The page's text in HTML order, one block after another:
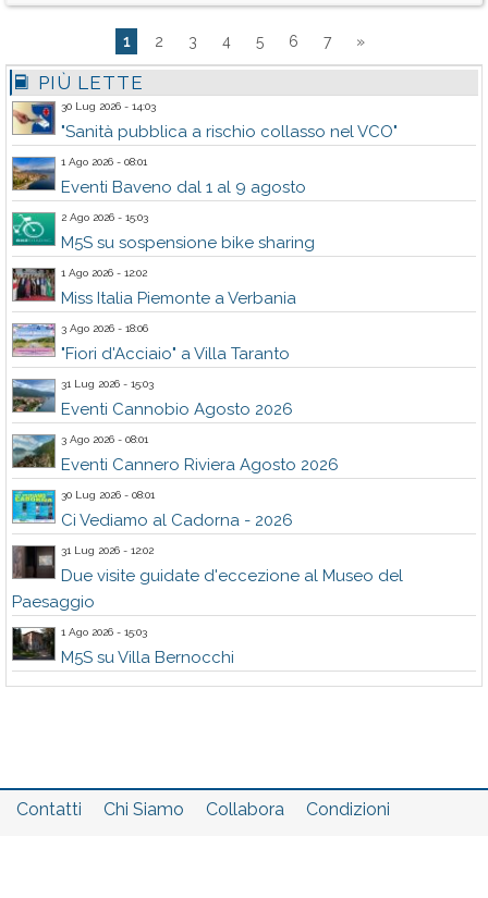
1 2 3 4 5 6 7 »
PIÙ LETTE
30 Lug 2026 - 14:03
"Sanità pubblica a rischio collasso nel VCO"
1 Ago 2026 - 08:01
Eventi Baveno dal 1 al 9 agosto
2 Ago 2026 - 15:03
M5S su sospensione bike sharing
1 Ago 2026 - 12:02
Miss Italia Piemonte a Verbania
3 Ago 2026 - 18:06
"Fiori d'Acciaio" a Villa Taranto
31 Lug 2026 - 15:03
Eventi Cannobio Agosto 2026
3 Ago 2026 - 08:01
Eventi Cannero Riviera Agosto 2026
30 Lug 2026 - 08:01
Ci Vediamo al Cadorna - 2026
31 Lug 2026 - 12:02
Due visite guidate d'eccezione al Museo del
Paesaggio
1 Ago 2026 - 15:03
M5S su Villa Bernocchi
Contatti Chi Siamo Collabora
Condizioni